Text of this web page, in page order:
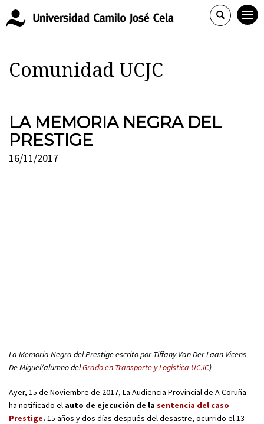
Comunidad UCJC
LA MEMORIA NEGRA DEL
PRESTIGE
16/11/2017
La Memoria Negra del Prestige escrito por Tiffany Van Der Laan Vicens
De Miguel(alumno delGrado en Transporte y Logística UCJC)
Ayer, 15 de Noviembre de 2017, La Audiencia Provincial de A Coruña
ha notificado el auto de ejecución de la sentencia del caso
Prestige. 15 años y dos días después del desastre, ocurrido el 13